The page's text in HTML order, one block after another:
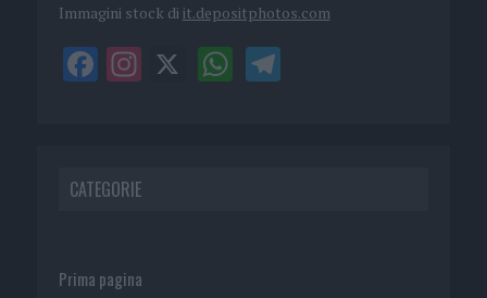
Immagini stock di it.depositphotos.com
CATEGORIE
Prima pagina